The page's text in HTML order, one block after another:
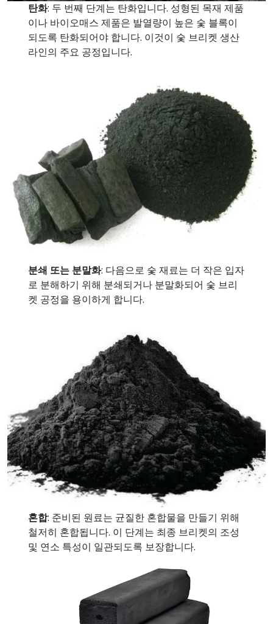
탄화: 두 번째 단계는 탄화입니다. 성형된 목재 제품
이나 바이오매스 제품은 발열량이 높은 숯 블록이
되도록 탄화되어야 합니다. 이것이 숯 브리켓 생산
라인의 주요 공정입니다.
분쇄 또는 분말화: 다음으로 숯 재료는 더 작은 입자
로 분해하기 위해 분쇄되거나 분말화되어 숯 브리
켓 공정을 용이하게 합니다.
혼합: 준비된 원료는 균질한 혼합물을 만들기 위해
철저히 혼합됩니다. 이 단계는 최종 브리켓의 조성
및 연소 특성이 일관되도록 보장합니다.